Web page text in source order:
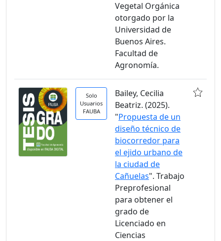
Vegetal Orgánica
otorgado por la
Universidad de
Buenos Aires.
Facultad de
Agronomía.
Solo
Usuarios
FAUBA
Bailey, Cecilia
Beatriz. (2025).
"Propuesta de un
diseño técnico de
biocorredor para
el ejido urbano de
la ciudad de
Cañuelas". Trabajo
Preprofesional
para obtener el
grado de
Licenciado en
Ciencias